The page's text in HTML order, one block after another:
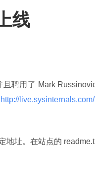
线
聘用了 Mark
http://live.sysinternals.com/
址。在站点的